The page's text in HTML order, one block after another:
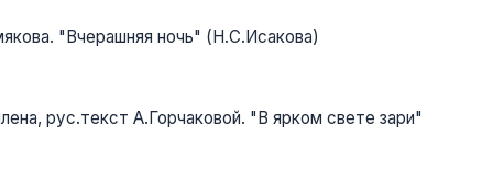
"Вчерашняя ночь" (Н.С.Исакова)
рус.текст А.Горчаковой. "В ярком свете зари"